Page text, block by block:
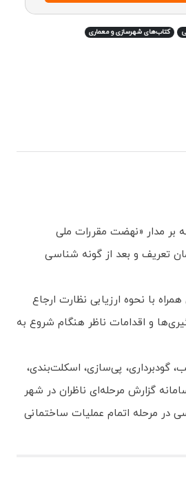
کتاب‌های شهرسازی و معماری
بر مدار «نهضت مقررات ملی
تعریف و بعد از گونه شناسی
با نحوه ارزیابی نظارت ارجاع
و اقدامات ناظر هنگام شروع به
پی‌سازی، اسکلت‌بندی،
گزارش مرحله‌ای ناظران در شهر
در مرحله اتمام عملیات ساختمانی